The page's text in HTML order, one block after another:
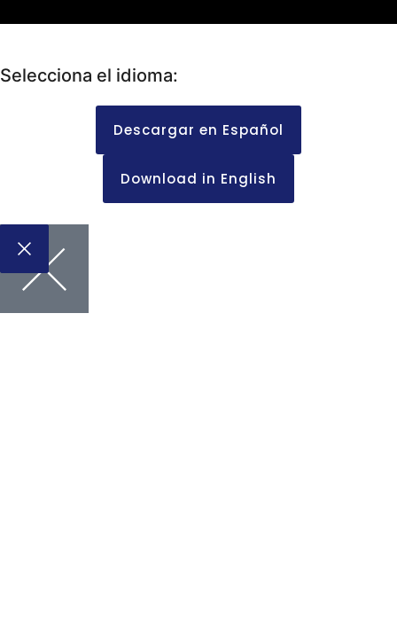
Selecciona el idioma:
Descargar en Español
Download in English